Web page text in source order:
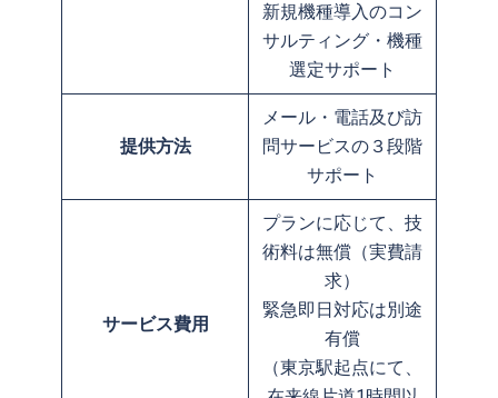
新規機種導入のコン
サルティング・機種
選定サポート
提供方法
メール・電話及び訪
問サービスの３段階
サポート
サービス費用
プランに応じて、技
術料は無償（実費請
求）
緊急即日対応は別途
有償
（東京駅起点にて、